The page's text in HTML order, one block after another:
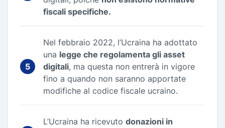
fiscali specifiche.
Nel febbraio 2022, l’Ucraina ha adottato
una legge che regolamenta gli asset
digitali, ma questa non entrerà in vigore
fino a quando non saranno apportate
modifiche al codice fiscale ucraino.
L’Ucraina ha ricevuto donazioni in